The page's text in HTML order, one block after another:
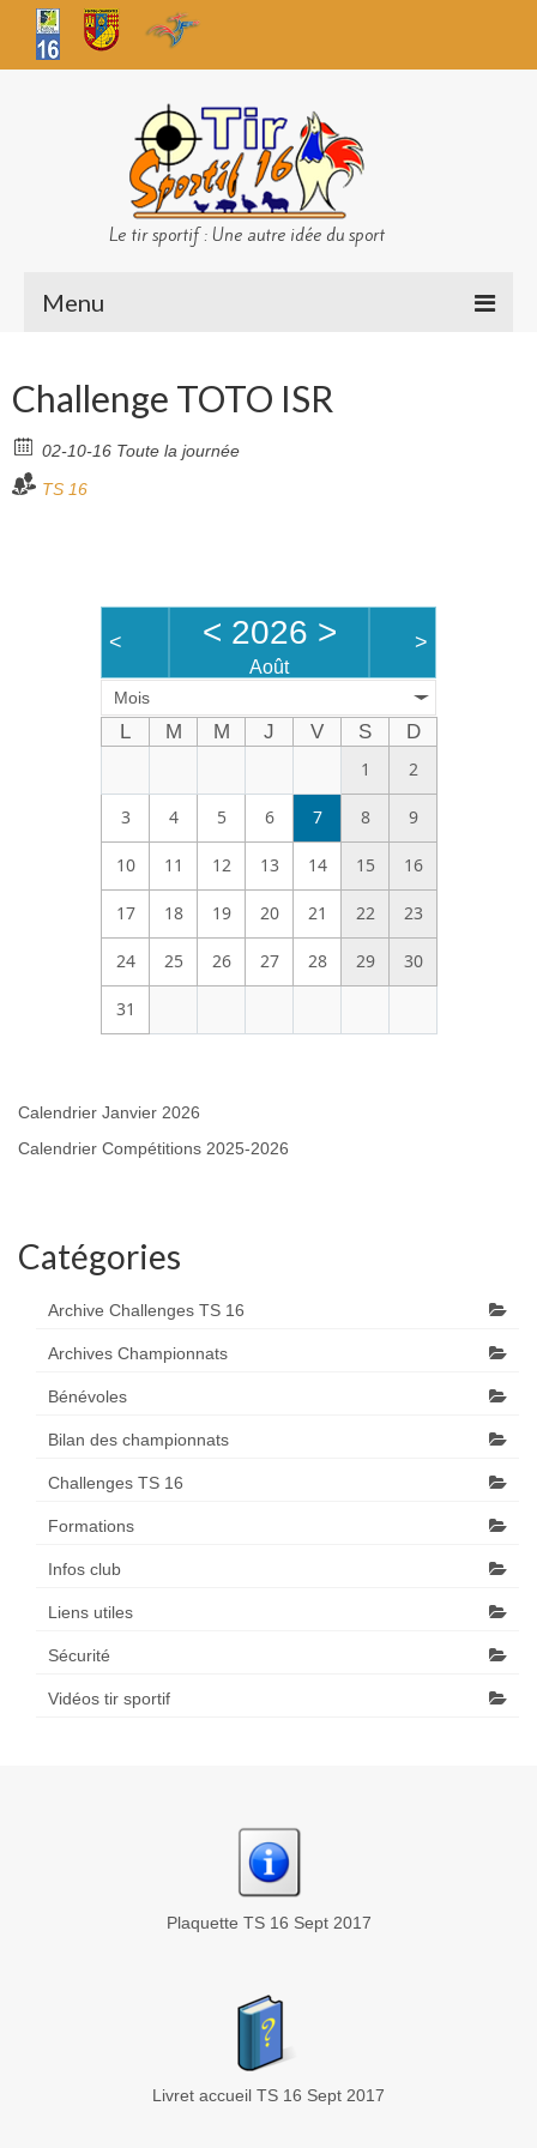
Le tir sportif : Une autre idée du sport
Menu
Sécurité
Challenges TS 16
Vidéos
Challenge TOTO ISR
02-10-16 Toute la journée
TS 16
< < 2026 >
Août
>
Mois
L M M J V S
D
1
2
3 4 5 6 7 8 9
10 11 12 13 14 15 16
17 18 19 20 21 22 23
24 25 26 27 28 29 30
31
Calendrier Janvier 2026
Calendrier Compétitions 2025-2026
Catégories
Archive Challenges TS 16
Archives Championnats
Bénévoles
Bilan des championnats
Challenges TS 16
Formations
Infos club
Liens utiles
Sécurité
Vidéos tir sportif
Plaquette TS 16 Sept 2017
Livret accueil TS 16 Sept 2017